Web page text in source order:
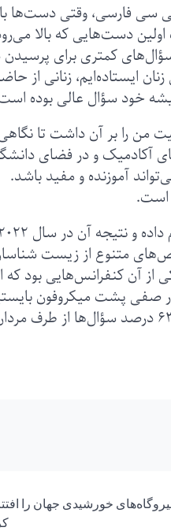
سی فارسی، وقتی دست‌ها
دست‌هایی که بالا
کمتری برای پرسیدن
ایستاده‌ایم، زنانی از
خود سؤال عالی‌ بوده
من را بر آن داشت تا
آکادمیک و در فضای
آموزنده و مفید باشد.
است.
به‌عنوان‌مثال که شوشانا دیویس در مطالعه‌ای که در دانشگاه کالیفرنیا در برکلی انجام
متنوع از زیست
آن کنفرانس‌هایی بود که
در صفی پشت میکروفون
۶۳ درصد از شرکت‌کنندگان جلسه مرد بودند بنابراین در نظر اول می‌توان حدس زد ۶۳ درصد سؤال‌ها از
خورشیدی جهان را